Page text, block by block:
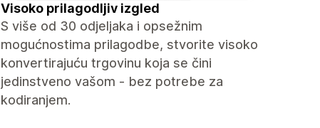
Visoko prilagodljiv izgled
S više od 30 odjeljaka i opsežnim
mogućnostima prilagodbe, stvorite visoko
konvertirajuću trgovinu koja se čini
jedinstveno vašom - bez potrebe za
kodiranjem.